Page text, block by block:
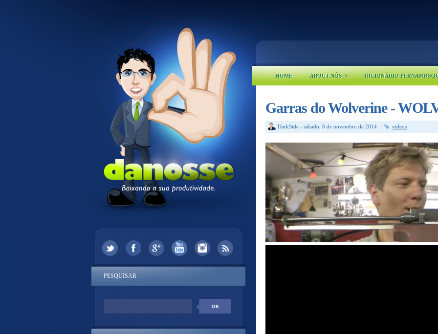
HOME ABOUT NÓS :) DICIONÁRIO
Garras do Wolverine -
DarkSide - sábado, 8 de novembro de 2014 videos
PESQUISAR